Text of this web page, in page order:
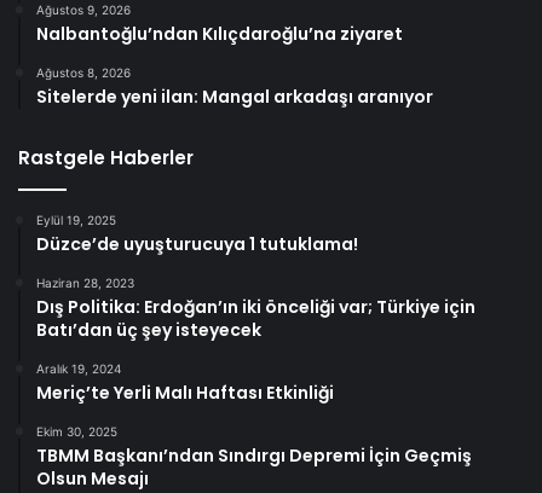
Ağustos 9, 2026
Nalbantoğlu’ndan Kılıçdaroğlu’na ziyaret
Ağustos 8, 2026
Sitelerde yeni ilan: Mangal arkadaşı aranıyor
Rastgele Haberler
Eylül 19, 2025
Düzce’de uyuşturucuya 1 tutuklama!
Haziran 28, 2023
Dış Politika: Erdoğan’ın iki önceliği var; Türkiye için
Batı’dan üç şey isteyecek
Aralık 19, 2024
Meriç’te Yerli Malı Haftası Etkinliği
Ekim 30, 2025
TBMM Başkanı’ndan Sındırgı Depremi İçin Geçmiş
Olsun Mesajı